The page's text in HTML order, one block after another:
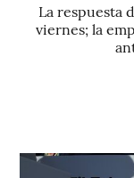
La respuesta
viernes; la